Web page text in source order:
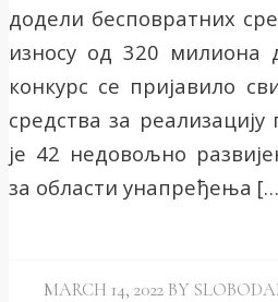
додели бесповратних
износу од 320 милиона
конкурс се пријавило
средства за реализацију
је 42 недовољно
за области унапређења
MARCH 14, 2022 BY